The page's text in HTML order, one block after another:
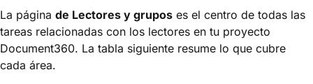
La página de Lectores y grupos es el centro de todas las
tareas relacionadas con los lectores en tu proyecto
Document360. La tabla siguiente resume lo que cubre
cada área.